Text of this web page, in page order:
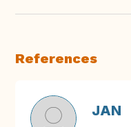
References
JAN